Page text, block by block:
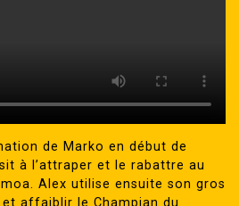
de Marko en début de
à l’attraper et le rabattre au
Alex utilise ensuite son gros
affaiblir le Champian du